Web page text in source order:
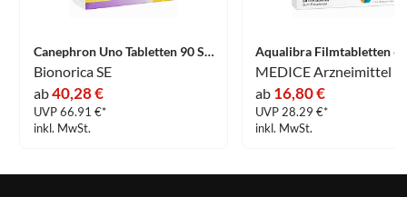
Canephron Uno Tabletten 90 Stück
Bionorica SE
ab40,28 €
UVP 66.91 €*
inkl. MwSt.
ab 16,80 €
UVP 28.29 €*
inkl. MwSt.